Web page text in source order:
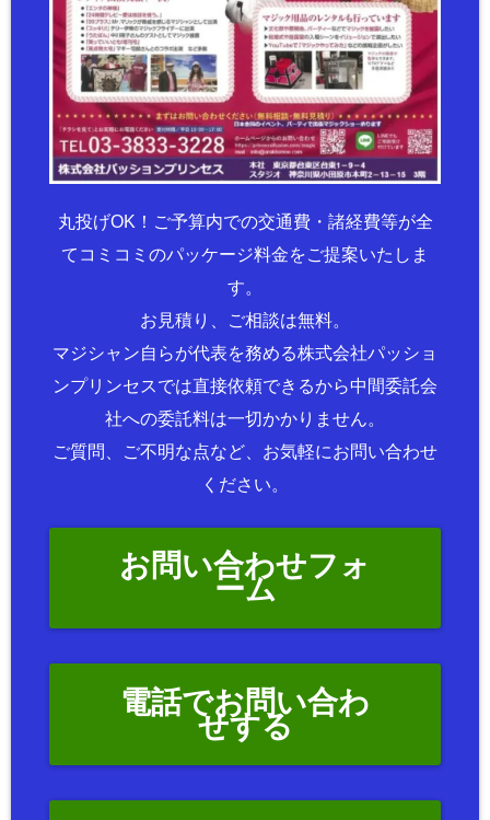
丸投げOK！ご予算内での交通費・諸経費等が全
てコミコミのパッケージ料金をご提案いたしま
す。
お見積り、ご相談は無料。
マジシャン自らが代表を務める株式会社パッショ
ンプリンセスでは直接依頼できるから中間委託会
社への委託料は一切かかりません。
ご質問、ご不明な点など、お気軽にお問い合わせ
ください。
お問い合わせフォ
ーム
電話でお問い合わ
せする